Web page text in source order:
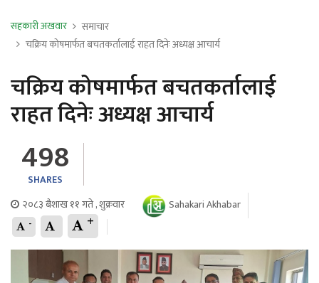
सहकारी अखवार
समाचार
चक्रिय कोषमार्फत बचतकर्तालाई राहत दिनेः अध्यक्ष आचार्य
चक्रिय कोषमार्फत बचतकर्तालाई
राहत दिनेः अध्यक्ष आचार्य
498
SHARES
२०८३ बैशाख ११ गते , शुक्रवार
Sahakari Akhabar
- +